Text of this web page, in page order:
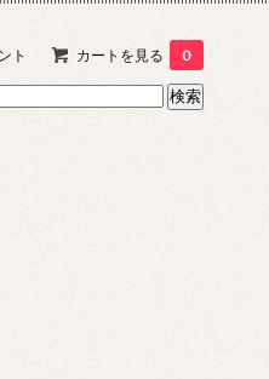
ト カートを見る 0